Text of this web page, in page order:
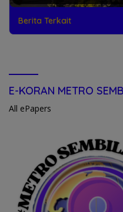
Berita Terkait
E-KORAN METRO
All ePapers